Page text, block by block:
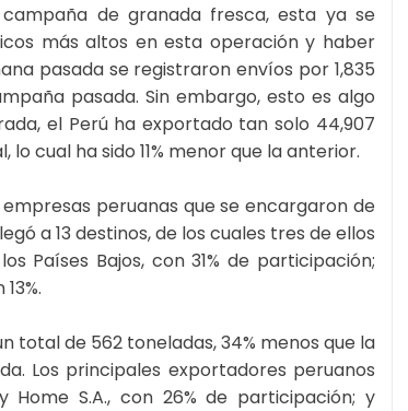
de granada fresca, esta ya se
más altos en esta operación y haber
pasada se registraron envíos por 1,835
pasada. Sin embargo, esto es algo
el Perú ha exportado tan solo 44,907
cual ha sido 11% menor que la anterior.
peruanas que se encargaron de
a 13 destinos, de los cuales tres de ellos
Países Bajos, con 31% de participación;
total de 562 toneladas, 34% menos que la
Los principales exportadores peruanos
S.A., con 26% de participación; y